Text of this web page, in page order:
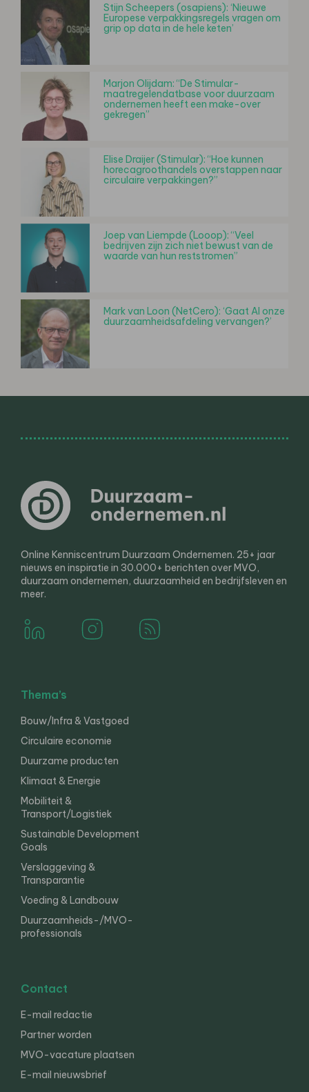
Stijn Scheepers (osapiens): ‘Nieuwe
Europese verpakkingsregels vragen om
grip op data in de hele keten’
Marjon Olijdam: “De Stimular-
maatregelendatbase voor duurzaam
ondernemen heeft een make-over
gekregen”
Elise Draijer (Stimular): “Hoe kunnen
horecagroothandels overstappen naar
circulaire verpakkingen?”
Joep van Liempde (Looop): “Veel
bedrijven zijn zich niet bewust van de
waarde van hun reststromen”
Mark van Loon (NetCero): ‘Gaat AI onze
duurzaamheidsafdeling vervangen?’
Online Kenniscentrum Duurzaam Ondernemen. 25+ jaar
nieuws en inspiratie in 30.000+ berichten over MVO,
duurzaam ondernemen, duurzaamheid en bedrijfsleven en
meer.
Thema’s
Bouw/Infra & Vastgoed
Circulaire economie
Duurzame producten
Klimaat & Energie
Mobiliteit &
Transport/Logistiek
Sustainable Development
Goals
Verslaggeving &
Transparantie
Voeding & Landbouw
Duurzaamheids-/MVO-
professionals
Contact
E-mail redactie
Partner worden
MVO-vacature plaatsen
E-mail nieuwsbrief